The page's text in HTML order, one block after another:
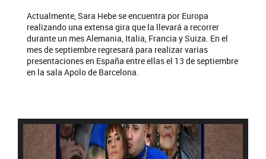
Actualmente, Sara Hebe se encuentra por Europa
realizando una extensa gira que la llevará a recorrer
durante un mes Alemania, Italia, Francia y Suiza. En el
mes de septiembre regresará para realizar varias
presentaciones en España entre ellas el 13 de septiembre
en la sala Apolo de Barcelona.